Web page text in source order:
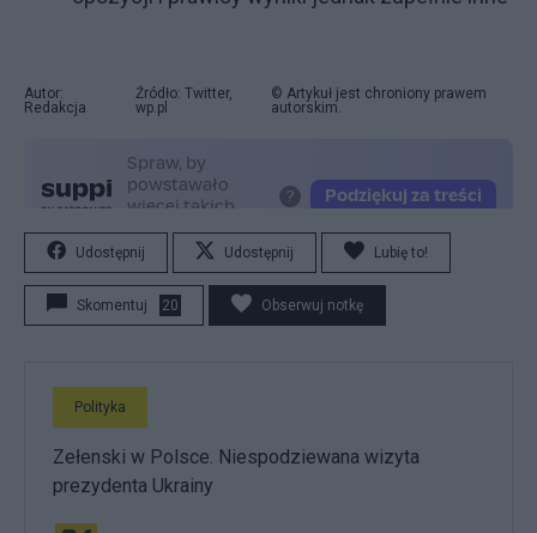
Autor:
Redakcja
Źródło: Twitter,
wp.pl
© Artykuł jest chroniony prawem
autorskim.
Udostępnij Udostępnij Lubię to!
Skomentuj 20 Obserwuj notkę
Polityka
Zełenski w Polsce. Niespodziewana wizyta
prezydenta Ukrainy